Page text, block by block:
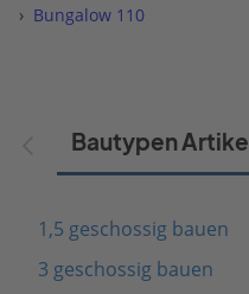
› Bungalow 110
Bautypen Artikel
1,5 geschossig bauen
3 geschossig bauen